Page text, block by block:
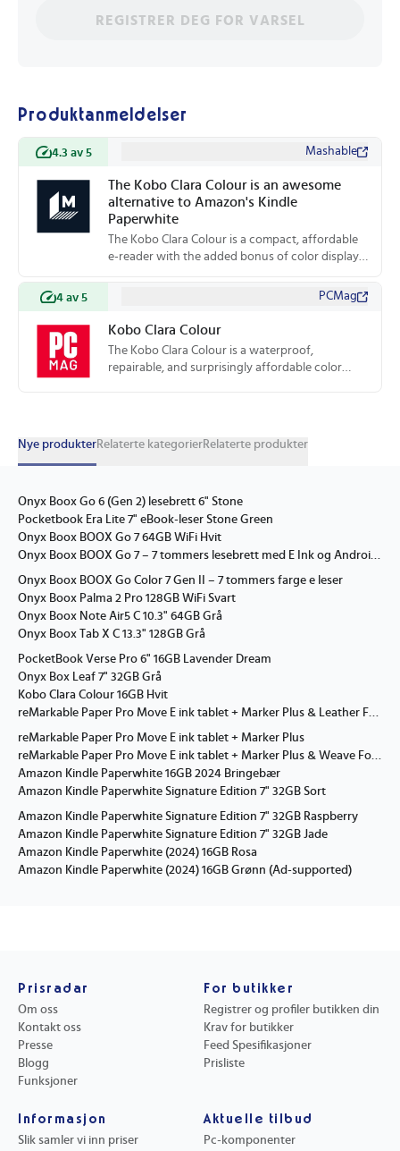
REGISTRER DEG FOR VARSEL
Produktanmeldelser
4.3 av 5
The Kobo Clara Colour is an awesome
alternative to Amazon's Kindle
Paperwhite
The Kobo Clara Colour is a compact, affordable
e-reader with the added bonus of color displays.
Mashable
4 av 5
Kobo Clara Colour
The Kobo Clara Colour is a waterproof,
repairable, and surprisingly affordable color
PCMag
Nye produkterRelaterte kategorierRelaterte produkter
Onyx Boox Go 6 (Gen 2) lesebrett 6" Stone
Pocketbook Era Lite 7" eBook-leser Stone Green
Onyx Boox BOOX Go 7 64GB WiFi Hvit
Onyx Boox BOOX Go Color 7 Gen II – 7 tommers farge e leser
Onyx Boox Palma 2 Pro 128GB WiFi Svart
Onyx Boox Note Air5 C 10.3" 64GB Grå
Onyx Boox Tab X C 13.3" 128GB Grå
PocketBook Verse Pro 6" 16GB Lavender Dream
Onyx Box Leaf 7" 32GB Grå
Kobo Clara Colour 16GB Hvit
reMarkable Paper Pro Move E ink tablet + Marker Plus
Amazon Kindle Paperwhite 16GB 2024 Bringebær
Amazon Kindle Paperwhite Signature Edition 7" 32GB Sort
Amazon Kindle Paperwhite Signature Edition 7" 32GB Raspberry
Amazon Kindle Paperwhite Signature Edition 7" 32GB Jade
Amazon Kindle Paperwhite (2024) 16GB Rosa
Amazon Kindle Paperwhite (2024) 16GB Grønn (Ad-supported)
Prisradar
Om oss
Kontakt oss
Presse
Blogg
Funksjoner
For butikker
Registrer og profiler butikken din
Krav for butikker
Feed Spesifikasjoner
Prisliste
Informasjon
Slik samler vi inn priser
Aktuelle tilbud
Pc-komponenter